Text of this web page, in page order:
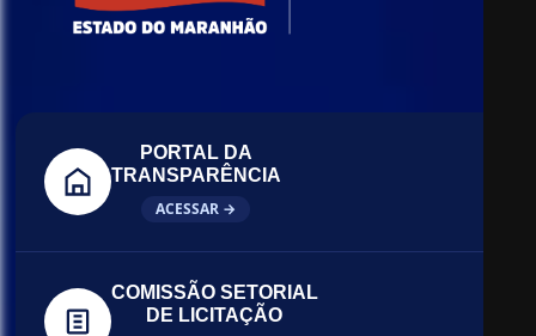
PORTAL DA
TRANSPARÊNCIA
ACESSAR →
COMISSÃO SETORIAL
DE LICITAÇÃO